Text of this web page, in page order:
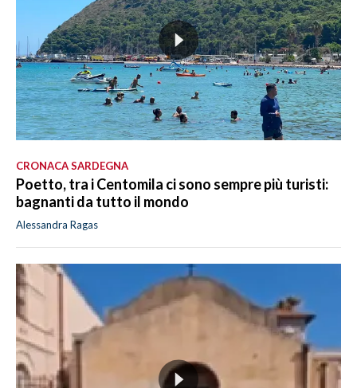
CRONACA SARDEGNA
Poetto, tra i Centomila ci sono sempre più turisti:
bagnanti da tutto il mondo
Alessandra Ragas